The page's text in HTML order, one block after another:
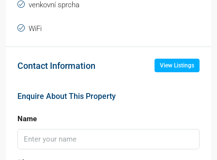
venkovní sprcha
WiFi
Contact Information View Listings
Enquire About This Property
Name